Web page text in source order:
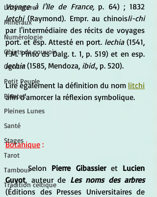
Littérature
Minéraux
Numérologie
Objets de pouvoir
Ogham
Petit Peuple
Plantes
Pleines Lunes
Santé
Stages
Tarot
Tambour
Tradition celtique
Voyage à l'Ile de France,
letchi (Raymond). Empr. au chinois
li-chi
par l'intermédiaire des récits de voyages
port. et esp. Attesté en port. lechia (1541,
lechia (1585, Mendoza, ibid., p. 520).
Lire également la définition du nom litchi
afin d'amorcer la réflexion symbolique.
Botanique :
	Selon
Pierre Gibassier et Lucien
Guyot, auteur de Les noms des arbres
(Éditions des Presses Universitaires de